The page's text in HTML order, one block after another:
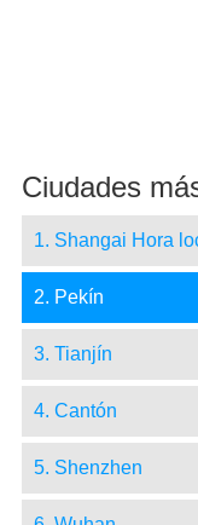
Ciudades
1. Shangai Hora
2. Pekín
3. Tianjín
4. Cantón
5. Shenzhen